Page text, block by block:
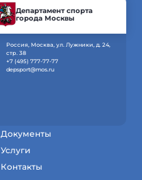
Документы
Услуги
Контакты
Департамент спорта
города Москвы
Россия, Москва, ул. Лужники, д. 24,
стр. 38
+7 (495) 777-77-77
depsport@mos.ru